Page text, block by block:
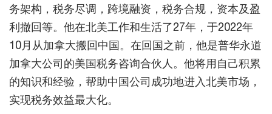
务架构，税务尽调，跨境融资，税务合规，资本及盈
利撤回等。他在北美工作和生活了27年，于2022年
10月从加拿大搬回中国。在回国之前，他是普华永道
加拿大公司的美国税务咨询合伙人。他将用自己积累
的知识和经验，帮助中国公司成功地进入北美市场，
实现税务效益最大化。